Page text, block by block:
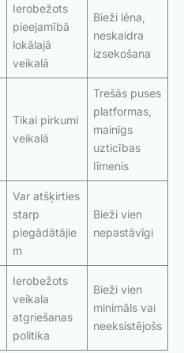
Ierobežots
pieejamībā
lokālajā
veikalā
Bieži lēna,
neskaidra
izsekošana
Tikai pirkumi
veikalā
Trešās puses
platformas,
mainīgs
uzticības
līmenis
Var atšķirties
starp
piegādātājie
m
Bieži vien
nepastāvīgi
Ierobežots
veikala
atgriešanas
politika
Bieži vien
minimāls vai
neeksistējošs